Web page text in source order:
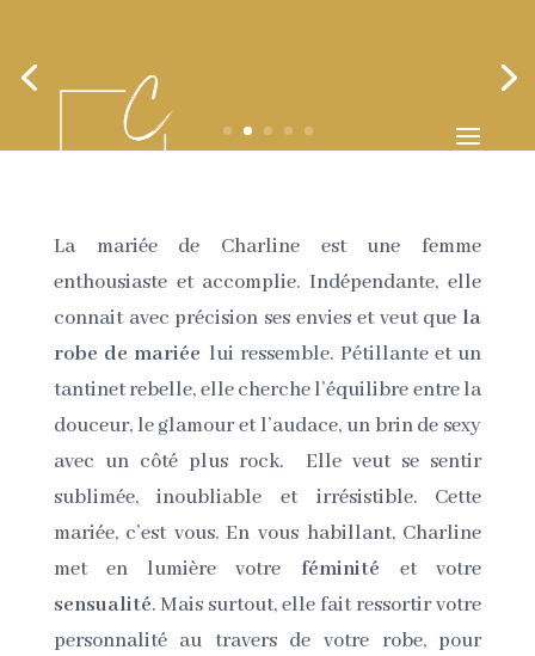
La mariée de Charline est une femme
enthousiaste et accomplie. Indépendante, elle
connait avec précision ses envies et veut quela
robe de mariée lui ressemble. Pétillante et un
tantinet rebelle, elle cherche l’équilibre entre la
douceur, le glamour et l’audace, un brin de sexy
avec un côté plus rock. Elle veut se sentir
sublimée, inoubliable et irrésistible. Cette
mariée, c’est vous. En vous habillant, Charline
met en lumière votre féminité et votre
sensualité. Mais surtout, elle fait ressortir votre
personnalité au travers de votre robe, pour